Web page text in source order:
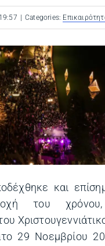
Categories:
και
του
29 Νοεμβρίου